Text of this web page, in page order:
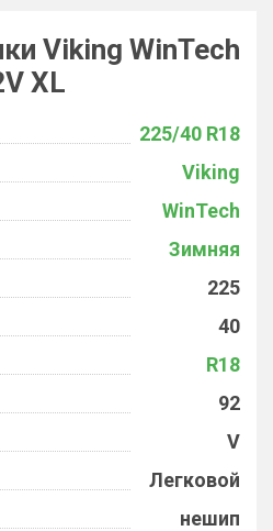
Viking WinTech
XL
225/40 R18
Viking
WinTech
Зимняя
225
40
R18
92
V
Легковой
нешип